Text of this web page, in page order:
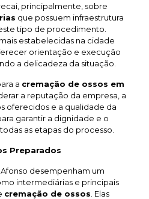
principalmente, sobre
que possuem infraestrutura
tipo de procedimento.
estabelecidas na cidade
orientação e execução
a delicadeza da situação.
a cremação de ossos em
a reputação da empresa, a
oferecidos e a qualidade da
garantir a dignidade e o
as etapas do processo.
Preparados
Afonso desempenham um
intermediárias e principais
cremação de ossos . Elas